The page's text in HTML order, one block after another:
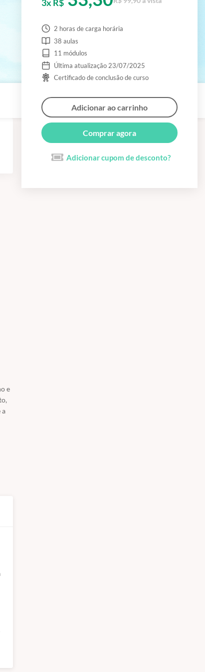
e
a
3x R$
2 horas de carga horária
38 aulas
11 módulos
Última atualização 23/07/2025
Certificado de conclusão de curso
Adicionar ao carrinho
Comprar agora
Adicionar cupom de desconto?